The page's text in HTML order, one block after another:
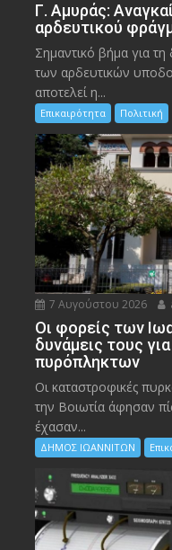
Γ. Αμυράς:
αρδευτικού
Σημαντικό βήμα για
των αρδευτικών
αποτελεί η...
Επικαιρότητα Πολιτική
7 Αυγούστου 2026
Οι φορείς των
δυνάμεις τους
πυρόπληκτων
Οι καταστροφικές
την Bοιωτία άφησαν
έχασαν...
ΔΗΜΟΣ ΙΩΑΝΝΙΤΩΝ